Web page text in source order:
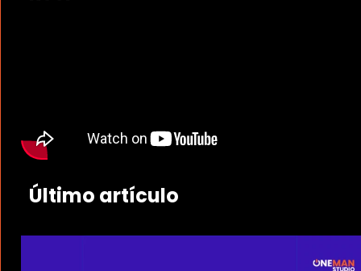
Último artículo